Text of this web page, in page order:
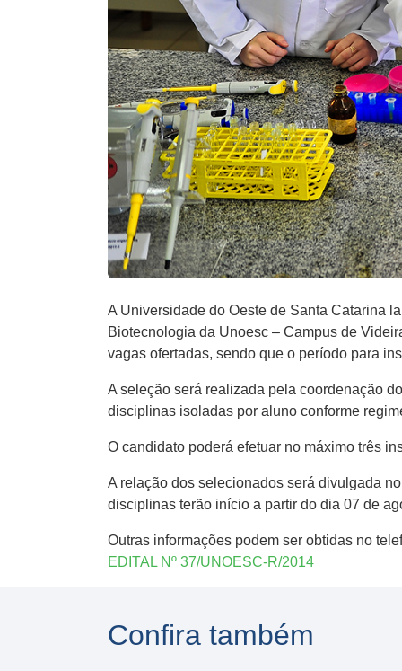
A Universidade do Oeste de Santa Catarina
Biotecnologia da Unoesc – Campus de
vagas ofertadas, sendo que o período para
A seleção será realizada pela coordenação
disciplinas isoladas por aluno conforme
O candidato poderá efetuar no máximo três
A relação dos selecionados será divulgada
disciplinas terão início a partir do dia 07 de
Outras informações podem ser obtidas no
EDITAL Nº 37/UNOESC-R/2014
Confira também